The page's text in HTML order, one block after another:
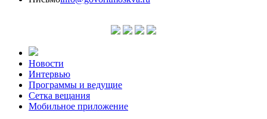
Новости
Интервью
Программы и ведущие
Сетка вещания
Мобильное приложение